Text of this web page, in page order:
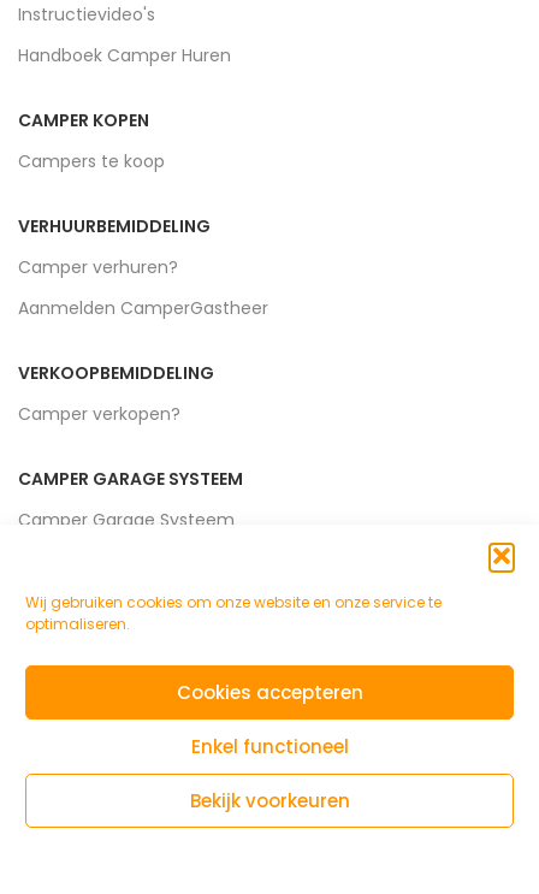
Wij gebruiken cookies om onze website en onze service te
optimaliseren.
Cookies accepteren
Enkel functioneel
Bekijk voorkeuren
Instructievideo's
Handboek Camper Huren
CAMPER KOPEN
Campers te koop
VERHUURBEMIDDELING
Camper verhuren?
Aanmelden CamperGastheer
VERKOOPBEMIDDELING
Camper verkopen?
CAMPER GARAGE SYSTEEM
Camper Garage Systeem
Over CamperGast
Algemene Voorwaarden
Privacyverklaring